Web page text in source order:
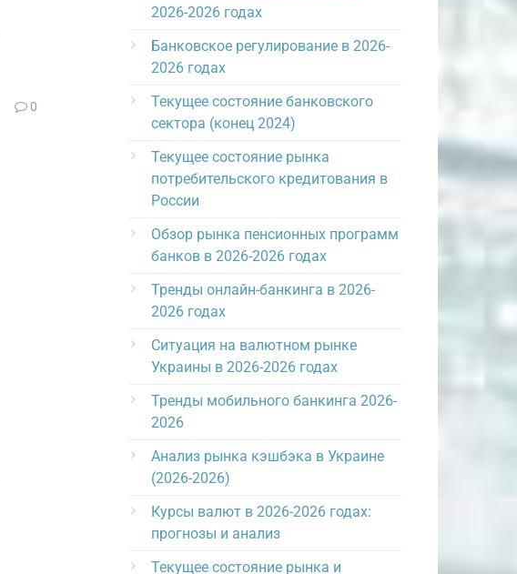
0
2026-2026 годах
Банковское регулирование в 2026-
2026 годах
Текущее состояние банковского
сектора (конец 2024)
Текущее состояние рынка
потребительского кредитования в
России
Обзор рынка пенсионных программ
банков в 2026-2026 годах
Тренды онлайн-банкинга в 2026-
2026 годах
Ситуация на валютном рынке
Украины в 2026-2026 годах
Тренды мобильного банкинга 2026-
2026
Анализ рынка кэшбэка в Украине
(2026-2026)
Курсы валют в 2026-2026 годах:
прогнозы и анализ
Текущее состояние рынка и